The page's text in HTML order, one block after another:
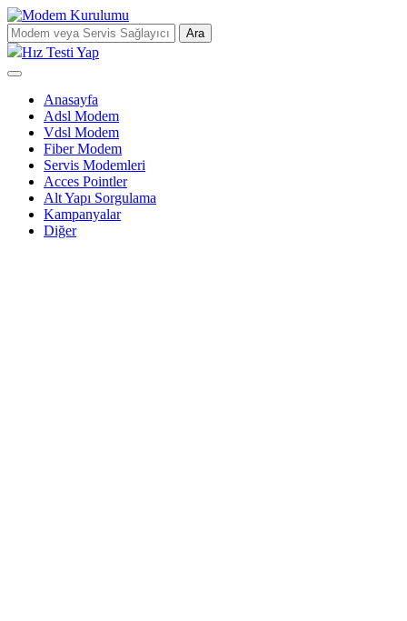
Ara
Hız Testi Yap
Anasayfa
Adsl Modem
Vdsl Modem
Fiber Modem
Servis Modemleri
Acces Pointler
Alt Yapı Sorgulama
Kampanyalar
Diğer